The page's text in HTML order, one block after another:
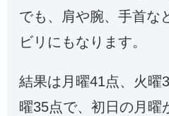
でも、肩や腕、手首な
ビリにもなります。
結果は月曜41点、火曜
曜35点で、初日の月曜